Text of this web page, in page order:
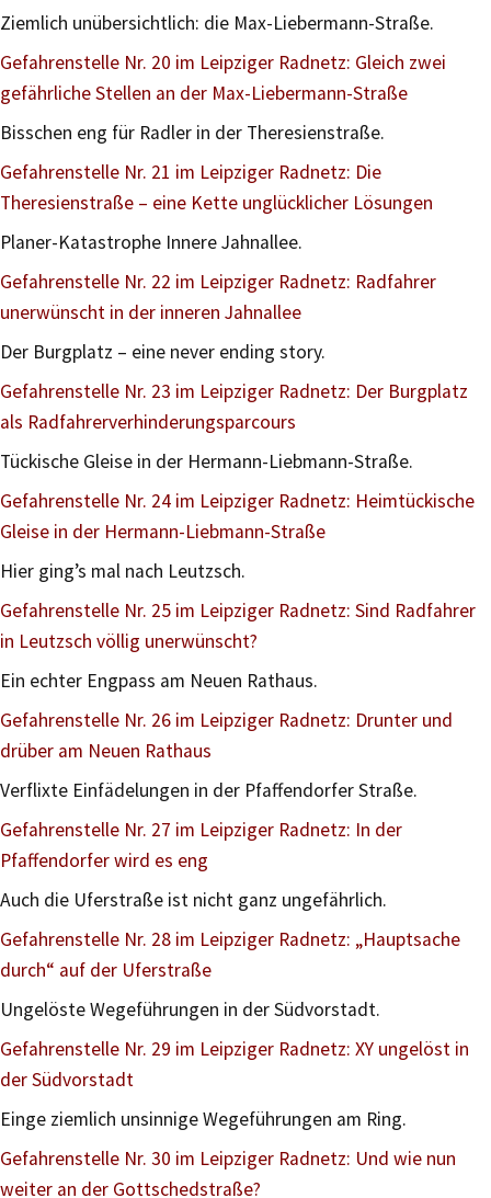
Ziemlich unübersichtlich: die Max-Liebermann-Straße.
Gefahrenstelle Nr. 20 im Leipziger Radnetz: Gleich zwei
gefährliche Stellen an der Max-Liebermann-Straße
Bisschen eng für Radler in der Theresienstraße.
Gefahrenstelle Nr. 21 im Leipziger Radnetz: Die
Theresienstraße – eine Kette unglücklicher Lösungen
Planer-Katastrophe Innere Jahnallee.
Gefahrenstelle Nr. 22 im Leipziger Radnetz: Radfahrer
unerwünscht in der inneren Jahnallee
Der Burgplatz – eine never ending story.
Gefahrenstelle Nr. 23 im Leipziger Radnetz: Der Burgplatz
als Radfahrerverhinderungsparcours
Tückische Gleise in der Hermann-Liebmann-Straße.
Gefahrenstelle Nr. 24 im Leipziger Radnetz: Heimtückische
Gleise in der Hermann-Liebmann-Straße
Hier ging’s mal nach Leutzsch.
Gefahrenstelle Nr. 25 im Leipziger Radnetz: Sind Radfahrer
in Leutzsch völlig unerwünscht?
Ein echter Engpass am Neuen Rathaus.
Gefahrenstelle Nr. 26 im Leipziger Radnetz: Drunter und
drüber am Neuen Rathaus
Verflixte Einfädelungen in der Pfaffendorfer Straße.
Gefahrenstelle Nr. 27 im Leipziger Radnetz: In der
Pfaffendorfer wird es eng
Auch die Uferstraße ist nicht ganz ungefährlich.
Gefahrenstelle Nr. 28 im Leipziger Radnetz: „Hauptsache
durch“ auf der Uferstraße
Ungelöste Wegeführungen in der Südvorstadt.
Gefahrenstelle Nr. 29 im Leipziger Radnetz: XY ungelöst in
der Südvorstadt
Einge ziemlich unsinnige Wegeführungen am Ring.
Gefahrenstelle Nr. 30 im Leipziger Radnetz: Und wie nun
weiter an der Gottschedstraße?